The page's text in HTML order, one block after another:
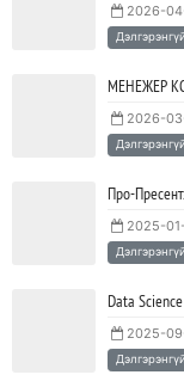
JAVA
2023/05/
Java VS
Ажил
2023/04/25
2026-
Дэлгэрэнгүй
МЕНЕЖЕР
2026-
Дэлгэрэнгүй
Про-
2025-
Дэлгэрэнгүй
Data Science
2025-
Дэлгэрэнгүй